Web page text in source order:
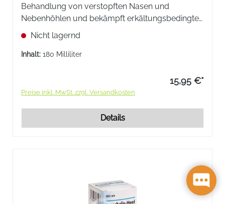
Behandlung von verstopften Nasen und
Nebenhöhlen und bekämpft erkältungsbedingten
Schmerzen und Fieber. Enthält 200 mg Ibuprofen
und 30 mg Pseudoephedrinhydrochlorid pro 10
ml.
Nicht lagernd
Inhalt: 180 Milliliter
15,95 €*
Preise inkl. MwSt. zzgl. Versandkosten
Details